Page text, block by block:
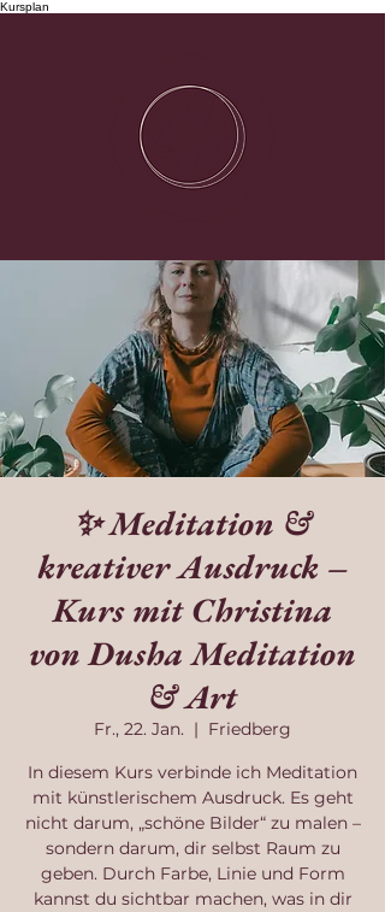
Kursplan
✨ Meditation &
kreativer Ausdruck –
Kurs mit Christina
von Dusha Meditation
& Art
Fr., 22. Jan.
  |
Friedberg
In diesem Kurs verbinde ich Meditation
mit künstlerischem Ausdruck. Es geht
nicht darum, „schöne Bilder“ zu malen –
sondern darum, dir selbst Raum zu
geben. Durch Farbe, Linie und Form
kannst du sichtbar machen, was in dir